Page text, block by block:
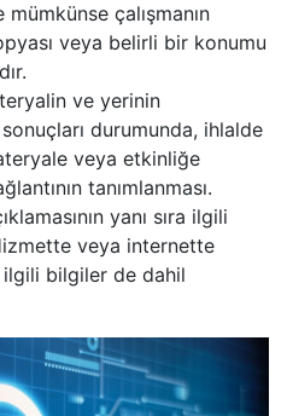
mümkünse çalışmanın
veya belirli bir konumu
ve yerinin
durumunda, ihlalde
veya etkinliğe
tanımlanması.
yanı sıra ilgili
veya internette
ilgili bilgiler de dahil